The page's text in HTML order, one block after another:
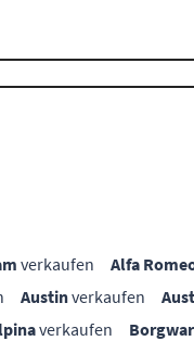
verkaufen Alfa
Austinverkaufen
verkaufen